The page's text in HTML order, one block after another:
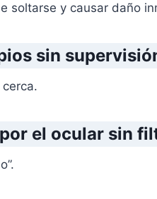
soltarse y causar daño
sin
el ocular sin